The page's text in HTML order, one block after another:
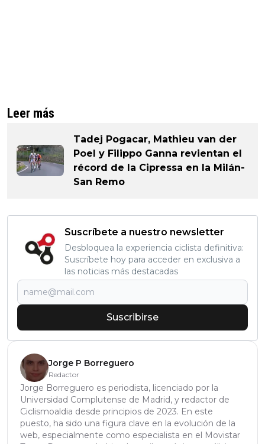
Leer más
Tadej Pogacar, Mathieu van der
Poel y Filippo Ganna revientan el
récord de la Cipressa en la Milán-
San Remo
Suscríbete a nuestro newsletter
Desbloquea la experiencia ciclista definitiva:
Suscríbete hoy para acceder en exclusiva a
las noticias más destacadas
Suscribirse
Jorge P Borreguero
Redactor
Jorge Borreguero es periodista, licenciado por la
Universidad Complutense de Madrid, y redactor de
Ciclismoaldia desde principios de 2023. En este
puesto, ha sido una figura clave en la evolución de la
web, especialmente como especialista en el Movistar